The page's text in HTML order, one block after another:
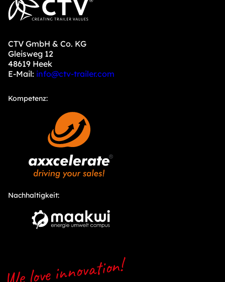
CTV GmbH & Co. KG
Gleisweg 12
48619 Heek
E-Mail: info@ctv-trailer.com
Kompetenz:
Nachhaltigkeit:
We love innovation!